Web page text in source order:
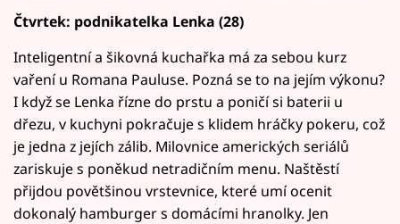
Čtvrtek: podnikatelka Lenka (28)
Inteligentní a šikovná kuchařka má za sebou kurz
vaření u Romana Pauluse. Pozná se to na jejím výkonu?
I když se Lenka řízne do prstu a poničí si baterii u
dřezu, v kuchyni pokračuje s klidem hráčky pokeru, což
je jedna z jejích zálib. Milovnice amerických seriálů
zariskuje s poněkud netradičním menu. Naštěstí
přijdou povětšinou vrstevnice, které umí ocenit
dokonalý hamburger s domácími hranolky. Jen